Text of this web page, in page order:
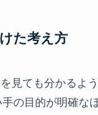
た考え方
見ても分かるよ
の目的が明確な